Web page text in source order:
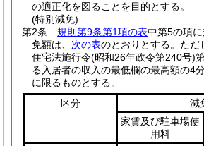
の適正化を図ることを目的とする。
(特別減免)
第2条
規則第9条第1項の表中第5の項
免額は、 次の表のとおりとする。 ただ
住宅法施行令(昭和26年政令第240号)
る入居者の収入の最低欄の最高額の4
に限るものとする。
区分
減
家賃及び駐車場使
用料